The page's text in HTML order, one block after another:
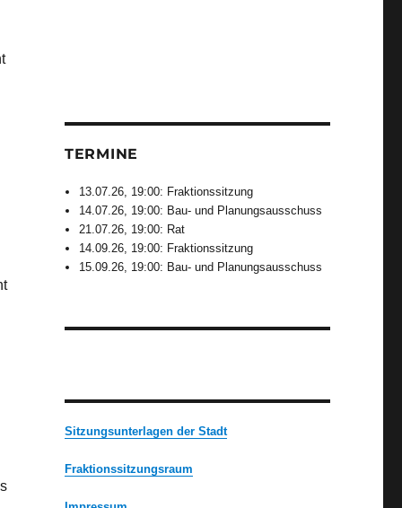
TERMINE
13.07.26, 19:00: Fraktionssitzung
14.07.26, 19:00: Bau- und Planungsausschuss
21.07.26, 19:00: Rat
14.09.26, 19:00: Fraktionssitzung
15.09.26, 19:00: Bau- und Planungsausschuss
Sitzungsunterlagen der Stadt
Fraktionssitzungsraum